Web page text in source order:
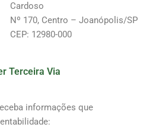
Cardoso
Nº 170, Centro – Joanópolis/SP
CEP: 12980-000
Terceira Via
informações que